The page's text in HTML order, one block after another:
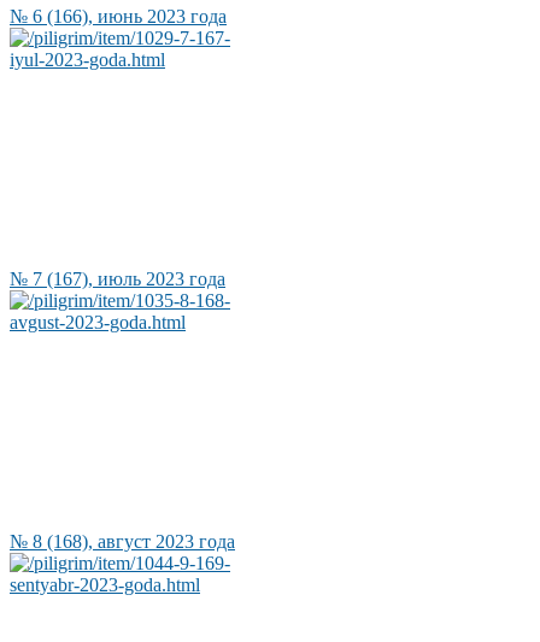
№ 6 (166), июнь 2023 года
№ 7 (167), июль 2023 года
№ 8 (168), август 2023 года